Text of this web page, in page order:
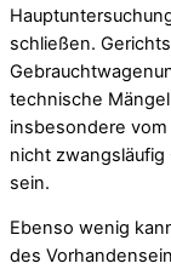
schließen.
technische
insbesondere
nicht
sein.
Ebenso wenig
des